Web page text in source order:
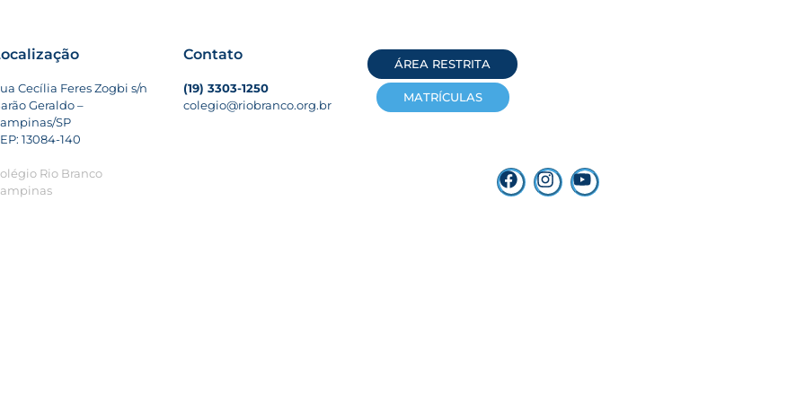
Cecília Feres Zogbi s/n
Geraldo –
SP
13084-140
Rio Branco
Contato
(19) 3303-1250
colegio@riobranco.org.br
ÁREA RESTRITA
MATRÍCULAS